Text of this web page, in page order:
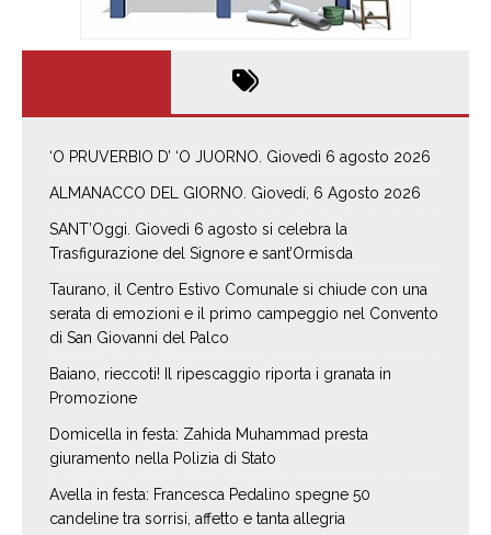
‘O PRUVERBIO D’ ‘O JUORNO. Giovedì 6 agosto 2026
ALMANACCO DEL GIORNO. Giovedí, 6 Agosto 2026
SANT’Oggi. Giovedì 6 agosto si celebra la
Trasfigurazione del Signore e sant’Ormisda
Taurano, il Centro Estivo Comunale si chiude con una
serata di emozioni e il primo campeggio nel Convento
di San Giovanni del Palco
Baiano, rieccoti! Il ripescaggio riporta i granata in
Promozione
Domicella in festa: Zahida Muhammad presta
giuramento nella Polizia di Stato
Avella in festa: Francesca Pedalino spegne 50
candeline tra sorrisi, affetto e tanta allegria